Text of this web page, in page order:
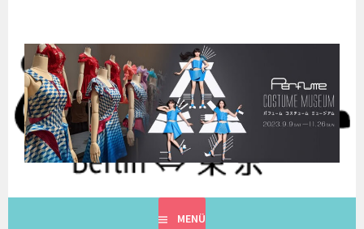
Inhalt
8900KM. BERLIN ⇔ 東京
EINE BERLINERIN IN JAPAN. MIT EINEM JAPANER.
MENÜ